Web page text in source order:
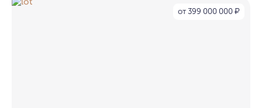
от 399 000 000 ₽